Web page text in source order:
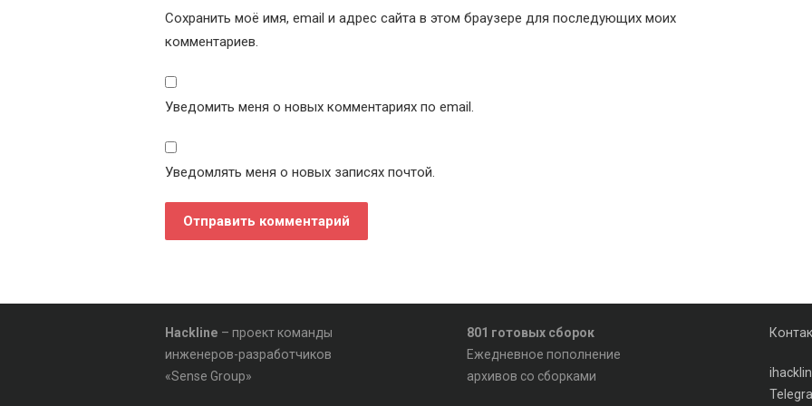
Сохранить моё имя, email и адрес сайта в этом браузере для последующих моих
комментариев.
Уведомить меня о новых комментариях по email.
Уведомлять меня о новых записях почтой.
Hackline – проект команды
инженеров-разработчиков
«Sense Group»
801 готовых сборок
Ежедневное пополнение
архивов со сборками